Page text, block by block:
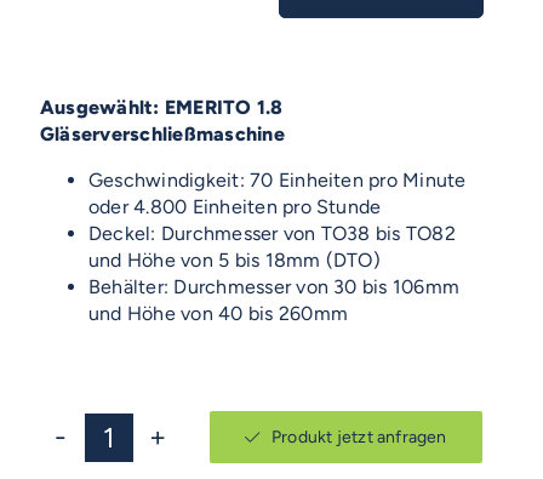
EMERITO 1.8
Gläserverschließmaschine
Geschwindigkeit: 70 Einheiten pro Minute
oder 4.800 Einheiten pro Stunde
Deckel: Durchmesser von TO38 bis TO82
und Höhe von 5 bis 18mm (DTO)
Behälter: Durchmesser von 30 bis 106mm
und Höhe von 40 bis 260mm
EMERITO
Produkt jetzt anfragen